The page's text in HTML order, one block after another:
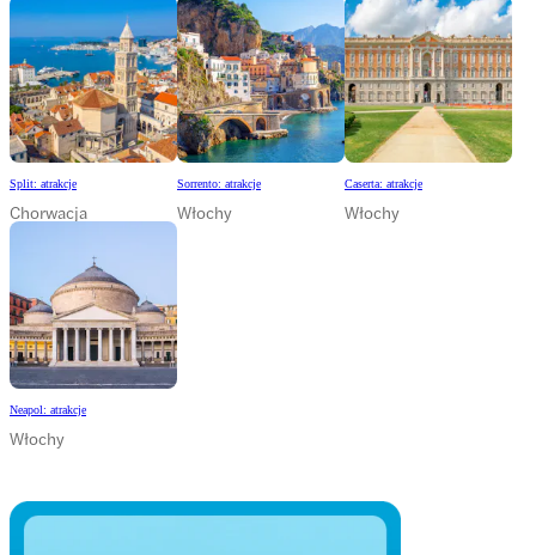
Split: atrakcje
Chorwacja
Sorrento: atrakcje
Włochy
Caserta: atrakcje
Włochy
Neapol: atrakcje
Włochy